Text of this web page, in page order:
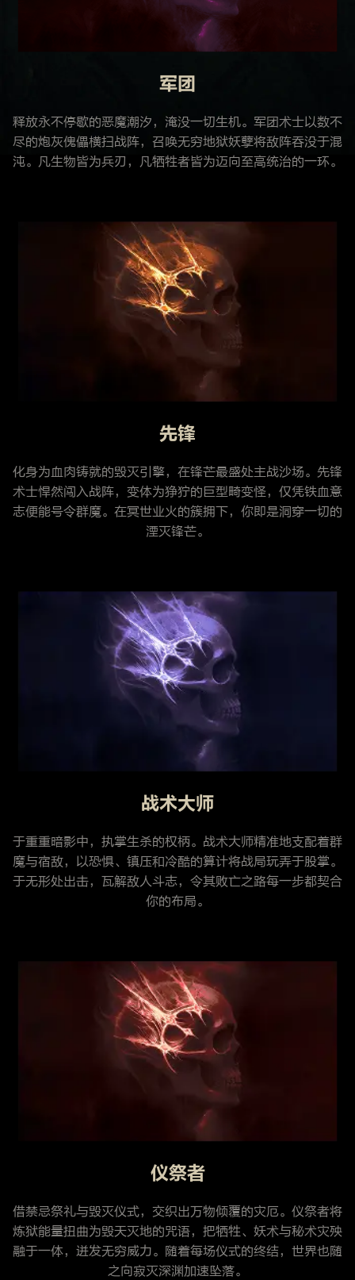
军团
释放永不停歇的恶魔潮汐，淹没一切生机。军团术士以数不
尽的炮灰傀儡横扫战阵，召唤无穷地狱妖孽将敌阵吞没于混
沌。凡生物皆为兵刃，凡牺牲者皆为迈向至高统治的一环。
先锋
化身为血肉铸就的毁灭引擎，在锋芒最盛处主战沙场。先锋
术士悍然闯入战阵，变体为狰狞的巨型畸变怪，仅凭铁血意
志便能号令群魔。在冥世业火的簇拥下，你即是洞穿一切的
湮灭锋芒。
战术大师
于重重暗影中，执掌生杀的权柄。战术大师精准地支配着群
魔与宿敌，以恐惧、镇压和冷酷的算计将战局玩弄于股掌。
于无形处出击，瓦解敌人斗志，令其败亡之路每一步都契合
你的布局。
仪祭者
借禁忌祭礼与毁灭仪式，交织出万物倾覆的灾厄。仪祭者将
炼狱能量扭曲为毁天灭地的咒语，把牺牲、妖术与秘术灾殃
融于一体，迸发无穷威力。随着每场仪式的终结，世界也随
之向寂灭深渊加速坠落。